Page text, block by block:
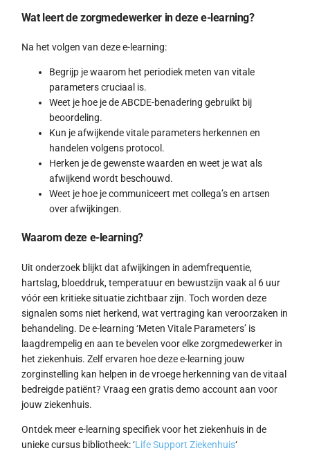
Wat leert de zorgmedewerker in deze e-learning?
Na het volgen van deze e-learning:
Begrijp je waarom het periodiek meten van vitale
parameters cruciaal is.
Weet je hoe je de ABCDE-benadering gebruikt bij
beoordeling.
Kun je afwijkende vitale parameters herkennen en
handelen volgens protocol.
Herken je de gewenste waarden en weet je wat als
afwijkend wordt beschouwd.
Weet je hoe je communiceert met collega’s en artsen
over afwijkingen.
Waarom deze e-learning?
Uit onderzoek blijkt dat afwijkingen in ademfrequentie,
hartslag, bloeddruk, temperatuur en bewustzijn vaak al 6 uur
vóór een kritieke situatie zichtbaar zijn. Toch worden deze
signalen soms niet herkend, wat vertraging kan veroorzaken in
behandeling. De e-learning ‘Meten Vitale Parameters’ is
laagdrempelig en aan te bevelen voor elke zorgmedewerker in
het ziekenhuis. Zelf ervaren hoe deze e-learning jouw
zorginstelling kan helpen in de vroege herkenning van de vitaal
bedreigde patiënt? Vraag een gratis demo account aan voor
jouw ziekenhuis.
Ontdek meer e-learning specifiek voor het ziekenhuis in de
unieke cursus bibliotheek: ‘Life Support Ziekenhuis‘